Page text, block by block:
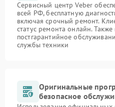
Сервисный центр Veber
всей РФ, бесплатную
включая срочный ремонт.
статус ремонта онлайн. Также
постгарантийное
службы техники
Оригинальные
безопасное